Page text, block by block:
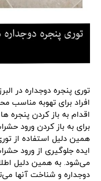
توری پنجره دوجداره در
افراد برای تهوبه
اقدام به باز کردن پنجره
برای به باز کردن ورود
همین دلیل استفاده از
ایده جلوگیری از ورود
می‌شود. به همین دلیل
دوجداره و شناخت آنها